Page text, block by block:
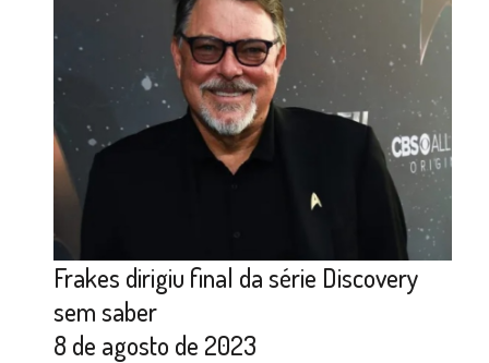
Frakes dirigiu final da série Discovery
sem saber
8 de agosto de 2023